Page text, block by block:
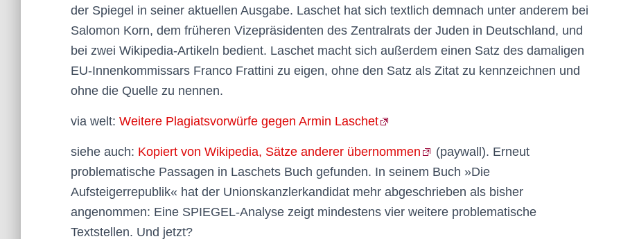
der Spiegel in seiner aktuellen Ausgabe. Laschet hat sich textlich demnach unter anderem bei
Salomon Korn, dem früheren Vizepräsidenten des Zentralrats der Juden in Deutschland, und
bei zwei Wikipedia-Artikeln bedient. Laschet macht sich außerdem einen Satz des damaligen
EU-Innenkommissars Franco Frattini zu eigen, ohne den Satz als Zitat zu kennzeichnen und
ohne die Quelle zu nennen.
via welt: Weitere Plagiatsvorwürfe gegen Armin Laschet
siehe auch: Kopiert von Wikipedia, Sätze anderer übernommen
(paywall). Erneut
problematische Passagen in Laschets Buch gefunden. In seinem Buch »Die
Aufsteigerrepublik« hat der Unionskanzlerkandidat mehr abgeschrieben als bisher
angenommen: Eine SPIEGEL-Analyse zeigt mindestens vier weitere problematische
Textstellen. Und jetzt?